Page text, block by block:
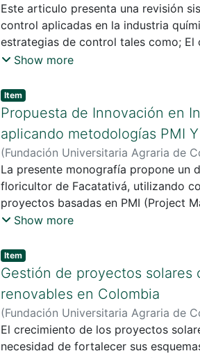
Avellaneda , Camilo Andrés;Bautista
Este articulo presenta una revisión
control aplicadas en la industria
estrategias de control tales como; El
inglés)", lógica difusa y control
definidas por el desarrollador, y no
Show more
Item
Propuesta de Innovación en
aplicando metodologías PMI
(Fundación Universitaria Agraria de
La presente monografía propone un
floricultor de Facatativá, utilizando
proyectos basadas en PMI (Project
automatización que responda a los
Show more
Item
Gestión de proyectos
renovables en Colombia
(Fundación Universitaria Agraria de
Adolfo;Castañeda Junca , Cristian
El crecimiento de los proyectos
necesidad de fortalecer sus